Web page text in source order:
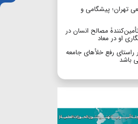
تهران؛ پیشگامی و
قوانین الهی تأمین‌‎کنندۀ مصالح انسان در
او در معاد
رفع خلأهای جامعه
باشد